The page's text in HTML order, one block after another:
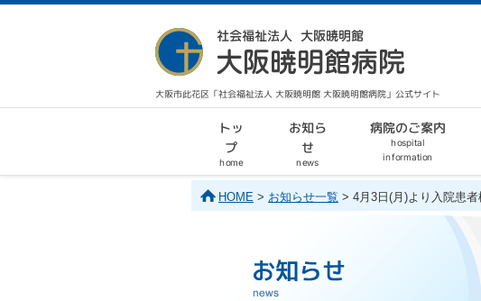
大阪市此花区「社会福祉法人 大阪暁明館 大阪暁明館病院」公式サイト
トッ
プ
home
お知ら
せ
news
病院のご案内
hospital
information
HOME > お知らせ一覧 > 4月3日(月)より入院患